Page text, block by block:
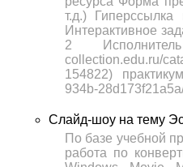
т.д.)
Интерактивное
2
collection.edu.ru/
154822)
934b-
Слайд-шоу на тему
По базе учебной
работа по